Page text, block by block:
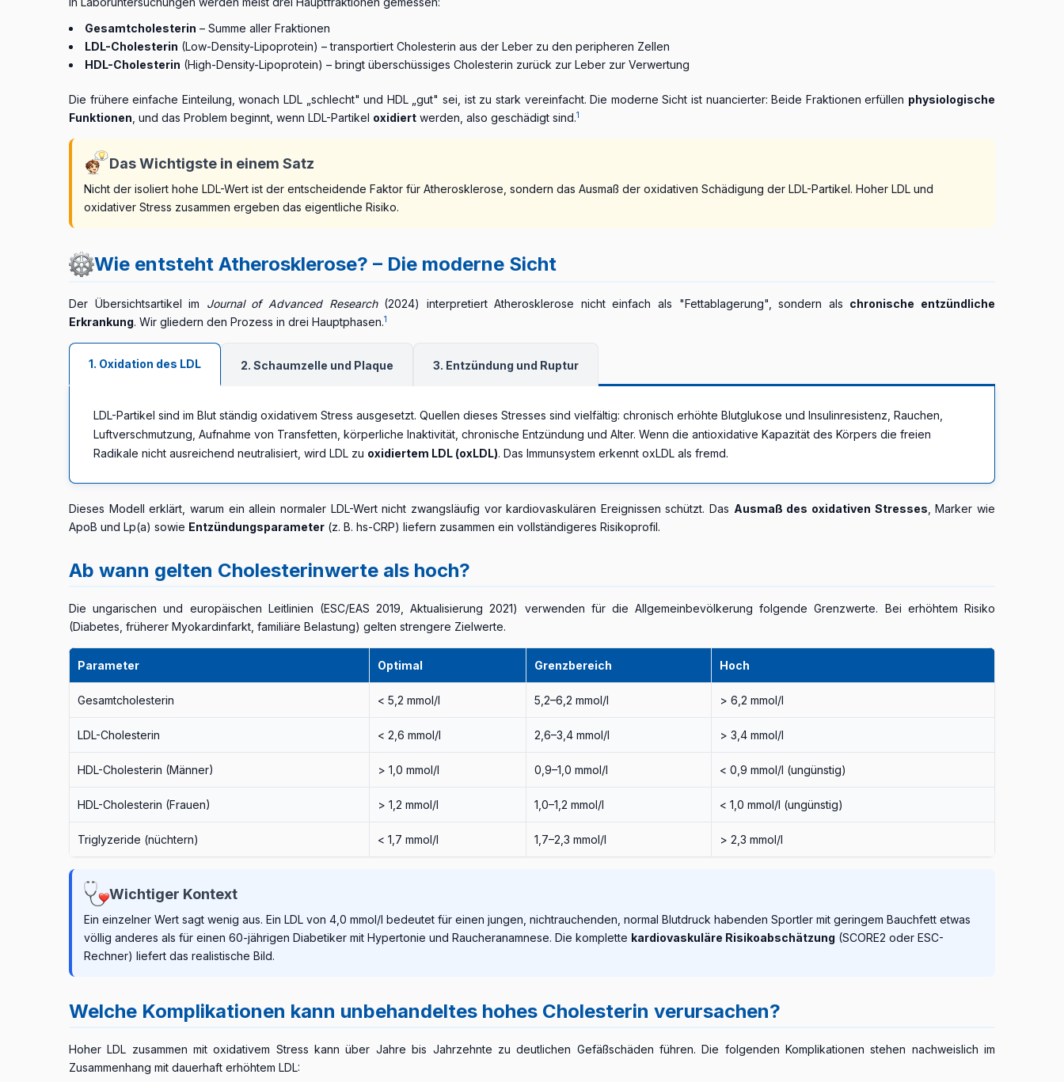
Gesamtcholesterin – Summe aller Fraktionen
LDL-Cholesterin (Low-Density-Lipoprotein) – transportiert Cholesterin aus der Leber zu den peripheren Zellen
HDL-Cholesterin (High-Density-Lipoprotein) – bringt überschüssiges Cholesterin zurück zur Leber zur Verwertung
Die frühere einfache Einteilung, wonach LDL „schlecht" und HDL „gut" sei, ist zu stark vereinfacht. Die moderne Sicht ist nuancierter: Beide Fraktionen erfüllen physiologische
Funktionen , und das Problem beginnt, wenn LDL-Partikel oxidiert werden, also geschädigt sind.1
Das Wichtigste in einem Satz
Nicht der isoliert hohe LDL-Wert ist der entscheidende Faktor für Atherosklerose, sondern das Ausmaß der oxidativen Schädigung der LDL-Partikel. Hoher LDL und
oxidativer Stress zusammen ergeben das eigentliche Risiko.
Wie entsteht Atherosklerose? – Die moderne Sicht
Der Übersichtsartikel im Journal of Advanced Research(2024) interpretiert Atherosklerose nicht einfach als "Fettablagerung", sondern als chronische entzündliche
Erkrankung. Wir gliedern den Prozess in drei Hauptphasen.1
1. Oxidation des LDL 2. Schaumzelle und Plaque 3. Entzündung und Ruptur
LDL-Partikel sind im Blut ständig oxidativem Stress ausgesetzt. Quellen dieses Stresses sind vielfältig: chronisch erhöhte Blutglukose und Insulinresistenz, Rauchen,
Luftverschmutzung, Aufnahme von Transfetten, körperliche Inaktivität, chronische Entzündung und Alter. Wenn die antioxidative Kapazität des Körpers die freien
Radikale nicht ausreichend neutralisiert, wird LDL zu oxidiertem LDL (oxLDL). Das Immunsystem erkennt oxLDL als fremd.
Dieses Modell erklärt, warum ein allein normaler LDL-Wert nicht zwangsläufig vor kardiovaskulären Ereignissen schützt. Das Ausmaß des oxidativen Stresses , Marker wie
ApoB und Lp(a) sowie Entzündungsparameter (z. B. hs-CRP) liefern zusammen ein vollständigeres Risikoprofil.
Ab wann gelten Cholesterinwerte als hoch?
Die ungarischen und europäischen Leitlinien (ESC/EAS 2019, Aktualisierung 2021) verwenden für die Allgemeinbevölkerung folgende Grenzwerte. Bei erhöhtem Risiko
(Diabetes, früherer Myokardinfarkt, familiäre Belastung) gelten strengere Zielwerte.
Parameter Optimal Grenzbereich Hoch
Gesamtcholesterin < 5,2 mmol/l 5,2–6,2 mmol/l > 6,2 mmol/l
LDL-Cholesterin < 2,6 mmol/l 2,6–3,4 mmol/l > 3,4 mmol/l
HDL-Cholesterin (Männer) > 1,0 mmol/l 0,9–1,0 mmol/l < 0,9 mmol/l (ungünstig)
HDL-Cholesterin (Frauen) > 1,2 mmol/l 1,0–1,2 mmol/l < 1,0 mmol/l (ungünstig)
Triglyzeride (nüchtern) < 1,7 mmol/l 1,7–2,3 mmol/l > 2,3 mmol/l
Wichtiger Kontext
Ein einzelner Wert sagt wenig aus. Ein LDL von 4,0 mmol/l bedeutet für einen jungen, nichtrauchenden, normal Blutdruck habenden Sportler mit geringem Bauchfett etwas
völlig anderes als für einen 60-jährigen Diabetiker mit Hypertonie und Raucheranamnese. Die komplette kardiovaskuläre Risikoabschätzung (SCORE2 oder ESC-
Rechner) liefert das realistische Bild.
Welche Komplikationen kann unbehandeltes hohes Cholesterin verursachen?
Hoher LDL zusammen mit oxidativem Stress kann über Jahre bis Jahrzehnte zu deutlichen Gefäßschäden führen. Die folgenden Komplikationen stehen nachweislich im
Zusammenhang mit dauerhaft erhöhtem LDL: